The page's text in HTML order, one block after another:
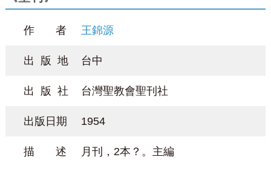
作 者 王錦源
出 版 地 台中
出 版 社 台灣聖教會聖刊社
出版日期 1954
描 述 月刊，2本？。主編